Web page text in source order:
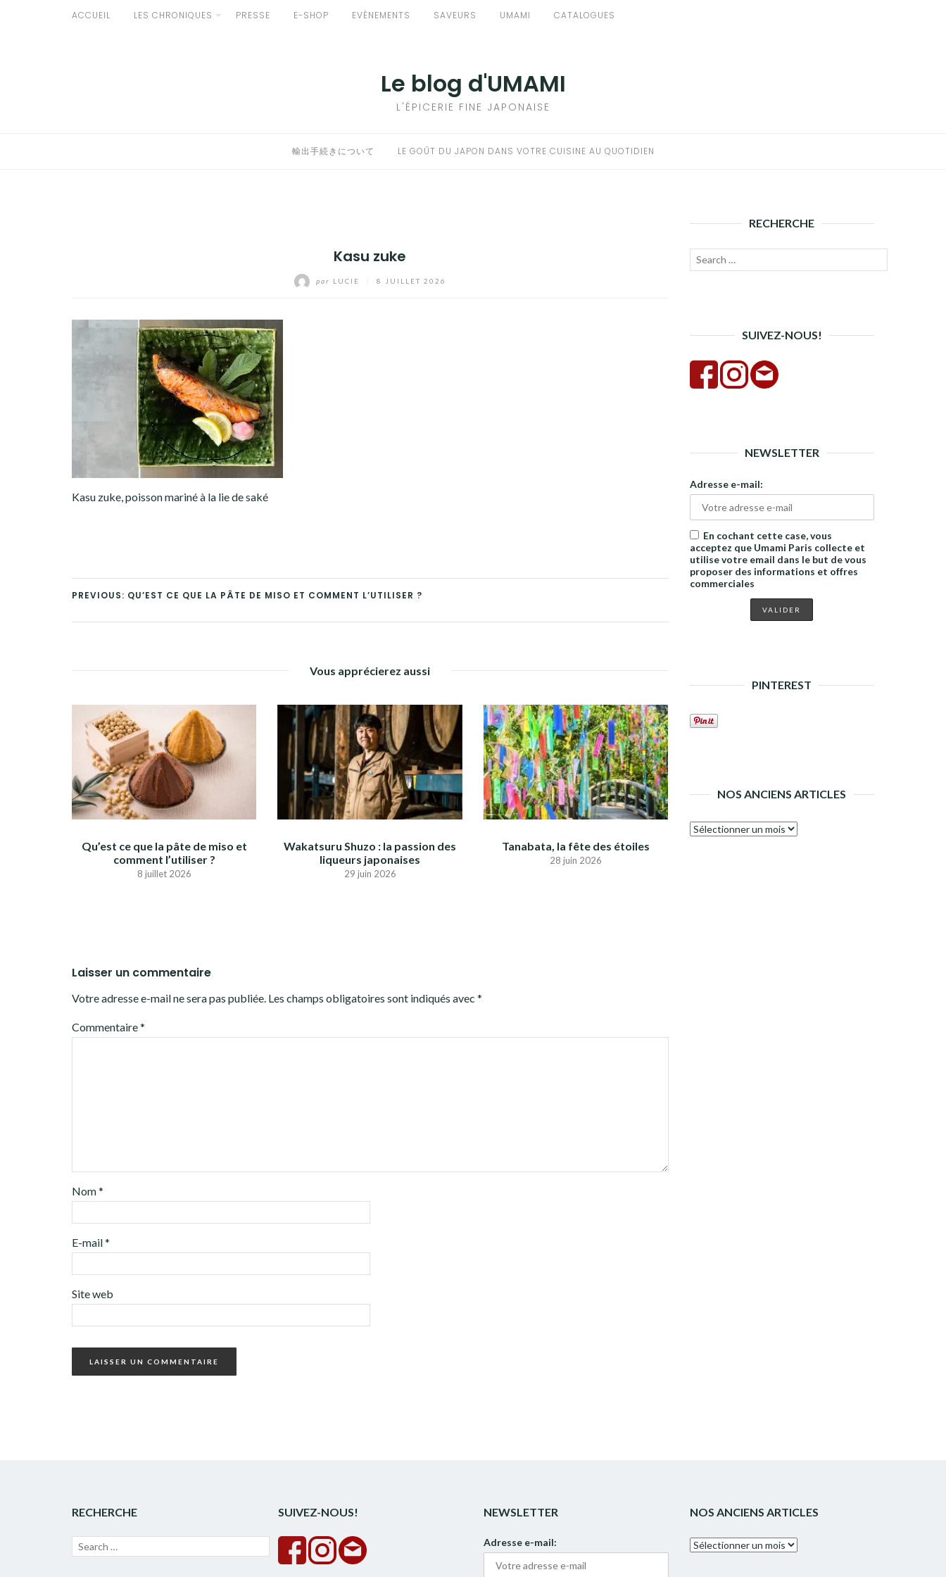
ACCUEIL LES CHRONIQUES PRESSE E-SHOP EVÈNEMENTS SAVEURS UMAMI CATALOGUES
Le blog d'UMAMI
L'ÉPICERIE FINE JAPONAISE
輸出手続きについて LE GOÛT DU JAPON DANS VOTRE CUISINE AU QUOTIDIEN
Kasu zuke
par LUCIE 8 JUILLET 2026
Kasu zuke, poisson mariné à la lie de saké
PREVIOUS: QU’EST CE QUE LA PÂTE DE MISO ET COMMENT L’UTILISER ?
Vous apprécierez aussi
Qu’est ce que la pâte de miso et
comment l’utiliser ?
8 juillet 2026
Wakatsuru Shuzo : la passion des
liqueurs japonaises
29 juin 2026
Tanabata, la fête des étoiles
28 juin 2026
Laisser un commentaire
Votre adresse e-mail ne sera pas publiée. Les champs obligatoires sont indiqués avec *
Commentaire*
Nom*
E-mail*
Site web
RECHERCHE
Recherche
SUIVEZ-NOUS!
NEWSLETTER
Adresse e-mail:
En cochant cette case, vous
acceptez que Umami Paris collecte et
utilise votre email dans le but de vous
proposer des informations et offres
commerciales
PINTEREST
NOS ANCIENS ARTICLES
Nos
RECHERCHE
Recherche
SUIVEZ-NOUS! NEWSLETTER
Adresse e-mail:
NOS ANCIENS ARTICLES
Nos